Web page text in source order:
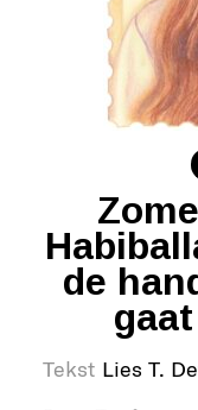
de
Tekst Lies T.